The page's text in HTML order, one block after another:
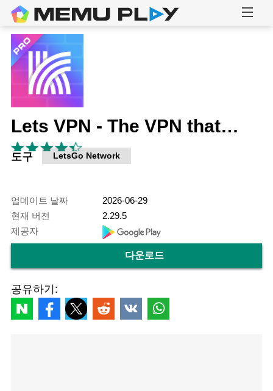
Lets VPN - The VPN that Always Connects
도구 LetsGo Network
업데이트 날짜
2026-06-29
현재 버전
2.29.5
제공자
다운로드
공유하기: